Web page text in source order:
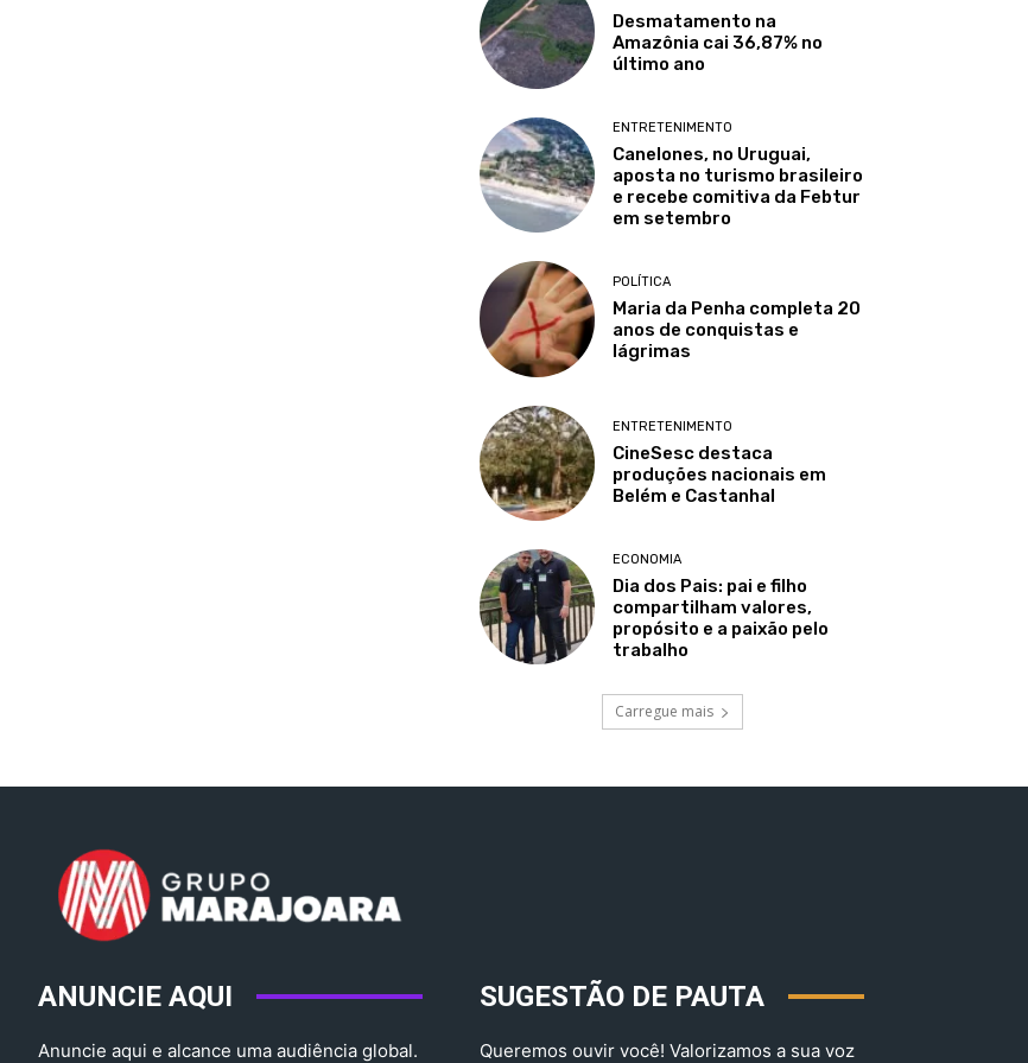
Desmatamento na
Amazônia cai 36,87% no
último ano
ENTRETENIMENTO
Canelones, no Uruguai,
aposta no turismo brasileiro
e recebe comitiva da Febtur
em setembro
POLÍTICA
Maria da Penha completa 20
anos de conquistas e
lágrimas
ENTRETENIMENTO
CineSesc destaca
produções nacionais em
Belém e Castanhal
ECONOMIA
Dia dos Pais: pai e filho
compartilham valores,
propósito e a paixão pelo
trabalho
Carregue mais
ANUNCIE AQUI
Anuncie aqui e alcance uma audiência global.
SUGESTÃO DE PAUTA
Queremos ouvir você! Valorizamos a sua voz